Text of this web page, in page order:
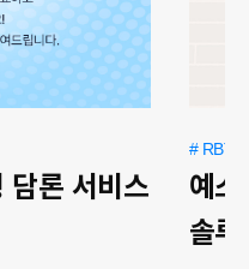
담론 서비스
#
예
솔루